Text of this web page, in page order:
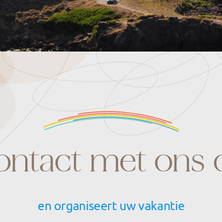
met ons
en organiseert uw vakantie